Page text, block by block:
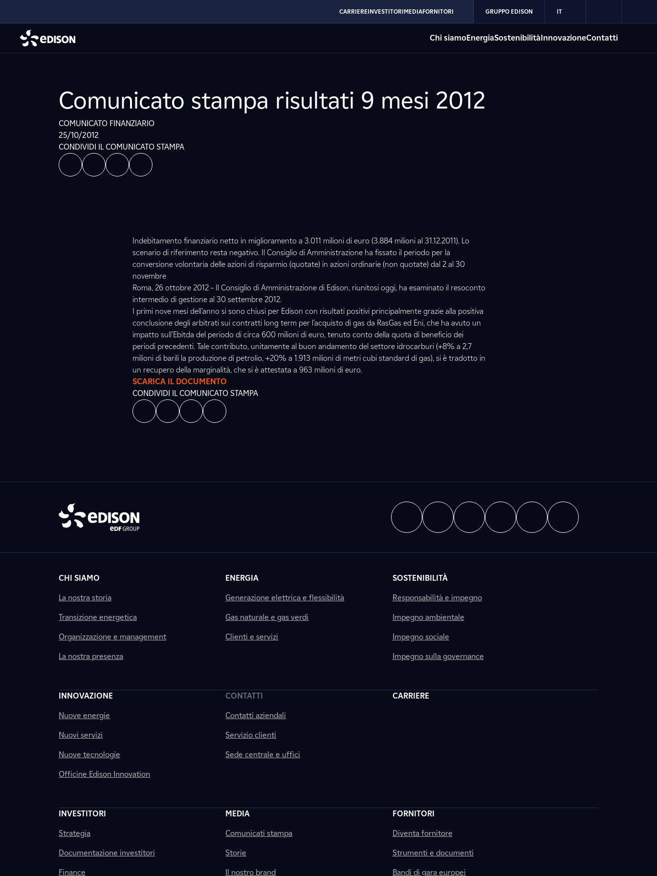
CARRIEREINVESTITORIMEDIAFORNITORI GRUPPO EDISON IT
Chi siamoEnergiaSostenibilitàInnovazioneContatti
Comunicato stampa risultati 9 mesi 2012
COMUNICATO FINANZIARIO
25/10/2012
CONDIVIDI IL COMUNICATO STAMPA
Indebitamento finanziario netto in miglioramento a 3.011 milioni di euro (3.884 milioni al 31.12.2011). Lo
scenario di riferimento resta negativo. Il Consiglio di Amministrazione ha fissato il periodo per la
conversione volontaria delle azioni di risparmio (quotate) in azioni ordinarie (non quotate) dal 2 al 30
novembre
Roma, 26 ottobre 2012 – Il Consiglio di Amministrazione di Edison, riunitosi oggi, ha esaminato il resoconto
intermedio di gestione al 30 settembre 2012.
I primi nove mesi dell’anno si sono chiusi per Edison con risultati positivi principalmente grazie alla positiva
conclusione degli arbitrati sui contratti long term per l’acquisto di gas da RasGas ed Eni, che ha avuto un
impatto sull’Ebitda del periodo di circa 600 milioni di euro, tenuto conto della quota di beneficio dei
periodi precedenti. Tale contributo, unitamente al buon andamento del settore idrocarburi (+8% a 2,7
milioni di barili la produzione di petrolio, +20% a 1.913 milioni di metri cubi standard di gas), si è tradotto in
un recupero della marginalità, che si è attestata a 963 milioni di euro.
SCARICA IL DOCUMENTO
CONDIVIDI IL COMUNICATO STAMPA
CHI SIAMO
La nostra storia
Transizione energetica
Organizzazione e management
La nostra presenza
ENERGIA
Generazione elettrica e flessibilità
Gas naturale e gas verdi
Clienti e servizi
SOSTENIBILITÀ
Responsabilità e impegno
Impegno ambientale
Impegno sociale
Impegno sulla governance
INNOVAZIONE
Nuove energie
Nuovi servizi
Nuove tecnologie
Officine Edison Innovation
CONTATTI
Contatti aziendali
Servizio clienti
Sede centrale e uffici
CARRIERE
INVESTITORI
Strategia
Documentazione investitori
Finance
MEDIA
Comunicati stampa
Storie
Il nostro brand
FORNITORI
Diventa fornitore
Strumenti e documenti
Bandi di gara europei